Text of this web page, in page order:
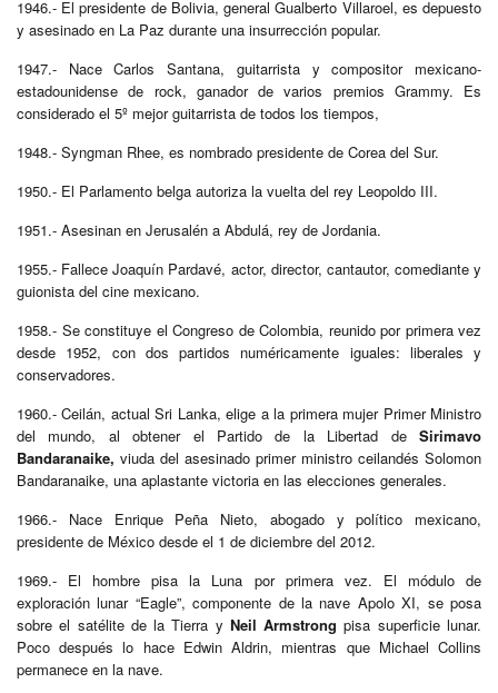
1946.- El presidente de Bolivia, general Gualberto Villaroel, es depuesto
y asesinado en La Paz durante una insurrección popular.
1947.- Nace Carlos Santana, guitarrista y compositor mexicano-
estadounidense de rock, ganador de varios premios Grammy. Es
considerado el 5º mejor guitarrista de todos los tiempos,
1948.- Syngman Rhee, es nombrado presidente de Corea del Sur.
1950.- El Parlamento belga autoriza la vuelta del rey Leopoldo III.
1951.- Asesinan en Jerusalén a Abdulá, rey de Jordania.
1955.- Fallece Joaquín Pardavé, actor, director, cantautor, comediante y
guionista del cine mexicano.
1958.- Se constituye el Congreso de Colombia, reunido por primera vez
desde 1952, con dos partidos numéricamente iguales: liberales y
conservadores.
1960.- Ceilán, actual Sri Lanka, elige a la primera mujer Primer Ministro
del mundo, al obtener el Partido de la Libertad de Sirimavo
Bandaranaike, viuda del asesinado primer ministro ceilandés Solomon
Bandaranaike, una aplastante victoria en las elecciones generales.
1966.- Nace Enrique Peña Nieto, abogado y político mexicano,
presidente de México desde el 1 de diciembre del 2012.
1969.- El hombre pisa la Luna por primera vez. El módulo de
exploración lunar “Eagle”, componente de la nave Apolo XI, se posa
sobre el satélite de la Tierra y Neil Armstrong pisa superficie lunar.
Poco después lo hace Edwin Aldrin, mientras que Michael Collins
permanece en la nave.